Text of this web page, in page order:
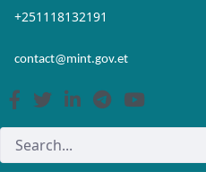
Skip to Main Content
Open Accessibility Menu
+251118132191
contact@mint.gov.et